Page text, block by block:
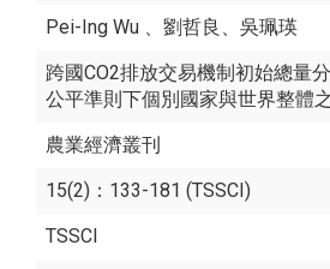
Pei-Ing Wu 、劉哲良、吳珮瑛
跨國CO2排放交易機制初始總量
公平準則下個別國家與世界整體
農業經濟叢刊
15(2)：133-181 (TSSCI)
TSSCI